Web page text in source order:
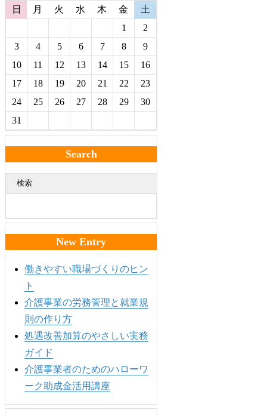
日 月 火 水 木 金
土
1
2
3
4 5 6 7 8
9
10
11 12 13 14 15
16
17
18 19 20 21 22
23
24
25 26 27 28 29
30
31
Search
検索
New Entry
働きやすい職場づくりのヒン
ト
介護事業の労務管理と就業規
則の作り方
処遇改善加算のやさしい実務
ガイド
介護事業者のためのハローワ
ーク助成金活用講座